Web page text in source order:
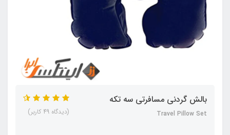
بالش گردنی مسافرتی سه تکه
Travel Pillow Set (دیدگاه 49 کاربر)